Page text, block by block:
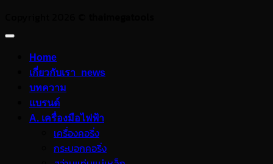
Home
เกี่ยวกับเรา_news
บทความ
แบรนด์
A. เครื่องมือไฟฟ้า
เครื่องคอริ่ง
กระบอกคอริ่ง